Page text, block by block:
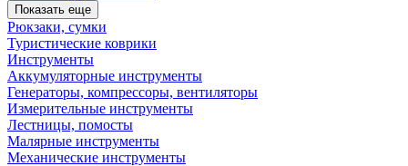
Показать еще
Рюкзаки, сумки
Туристические коврики
Инструменты
Аккумуляторные инструменты
Генераторы, компрессоры, вентиляторы
Измерительные инструменты
Лестницы, помосты
Малярные инструменты
Механические инструменты